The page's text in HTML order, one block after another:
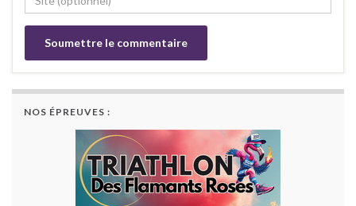
NOS ÉPREUVES :